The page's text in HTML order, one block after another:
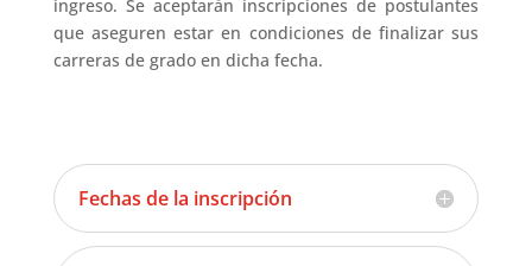
ingreso. Se aceptarán inscripciones de postulantes
que aseguren estar en condiciones de finalizar sus
carreras de grado en dicha fecha.
Fechas de la inscripción